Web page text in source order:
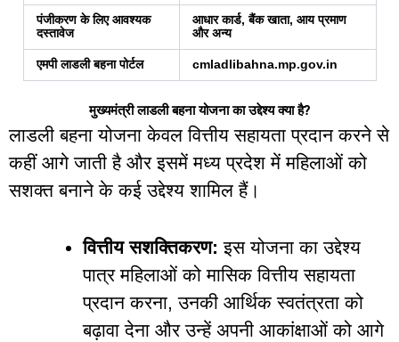
पंजीकरण के लिए आवश्यक
दस्तावेज
आधार कार्ड, बैंक खाता, आय प्रमाण
और अन्य
एमपी लाडली बहना पोर्टल cmladlibahna.mp.gov.in
मुख्यमंत्री लाडली बहना योजना का उद्देश्य क्या है?
लाडली बहना योजना केवल वित्तीय सहायता प्रदान करने से
कहीं आगे जाती है और इसमें मध्य प्रदेश में महिलाओं को
सशक्त बनाने के कई उद्देश्य शामिल हैं।
वित्तीय सशक्तिकरण:इस योजना का उद्देश्य
पात्र महिलाओं को मासिक वित्तीय सहायता
प्रदान करना, उनकी आर्थिक स्वतंत्रता को
बढ़ावा देना और उन्हें अपनी आकांक्षाओं को आगे